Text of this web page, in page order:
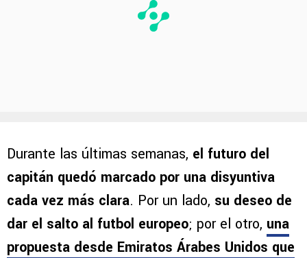
Durante las últimas semanas, el futuro del
capitán quedó marcado por una disyuntiva
cada vez más clara. Por un lado, su deseo de
dar el salto al futbol europeo; por el otro, una
propuesta desde Emiratos Árabes Unidos que